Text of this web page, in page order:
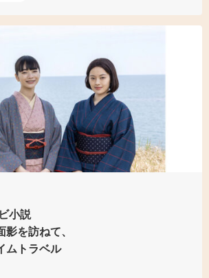
小説
影を訪ねて、
ムトラベル